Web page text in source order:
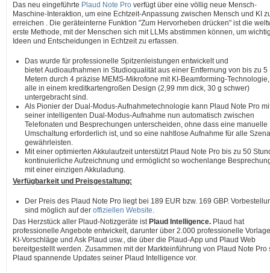
Das neu eingeführte Plaud Note Pro verfügt über eine völlig neue Mensch-
Maschine-Interaktion, um eine Echtzeit-Anpassung zwischen Mensch und KI
erreichen . Die geräteinterne Funktion "Zum Hervorheben drücken" ist die
erste Methode, mit der Menschen sich mit LLMs abstimmen können, um
Ideen und Entscheidungen in Echtzeit zu erfassen.
Das wurde für professionelle Spitzenleistungen entwickelt und
bietet Audioaufnahmen in Studioqualität aus einer Entfernung von bis zu 5
Metern durch 4 präzise MEMS-Mikrofone mit KI-Beamforming-
alle in einem kreditkartengroßen Design (2,99 mm dick, 30 g schwer)
untergebracht sind.
Als Pionier der Dual-Modus-Aufnahmetechnologie kann Plaud Note Pro
seiner intelligenten Dual-Modus-Aufnahme nun automatisch zwischen
Telefonaten und Besprechungen unterscheiden, ohne dass eine manuelle
Umschaltung erforderlich ist, und so eine nahtlose Aufnahme für alle
gewährleisten.
Mit einer optimierten Akkulaufzeit unterstützt Plaud Note Pro bis zu 50
kontinuierliche Aufzeichnung und ermöglicht so wochenlange
mit einer einzigen Akkuladung.
Verfügbarkeit und Preisgestaltung:
Der Preis des Plaud Note Pro liegt bei 189 EUR bzw. 169 GBP.
sind möglich auf der offiziellen Website.
Das Herzstück aller Plaud-Notizgeräte ist Plaud Intelligence. Plaud hat
professionelle Angebote entwickelt, darunter über 2.000 professionelle
KI-Vorschläge und Ask Plaud usw., die über die Plaud-App und Plaud Web
bereitgestellt werden. Zusammen mit der Markteinführung von Plaud Note Pro
Plaud spannende Updates seiner Plaud Intelligence vor.